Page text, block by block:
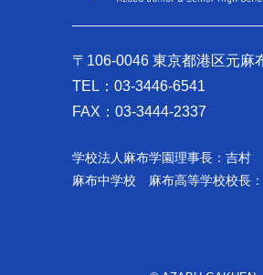
〒106-0046 東京都港区元麻
TEL：03-3446-6541
FAX：03-3444-2337
学校法人麻布学園理事長：吉村
麻布中学校 麻布高等学校校長